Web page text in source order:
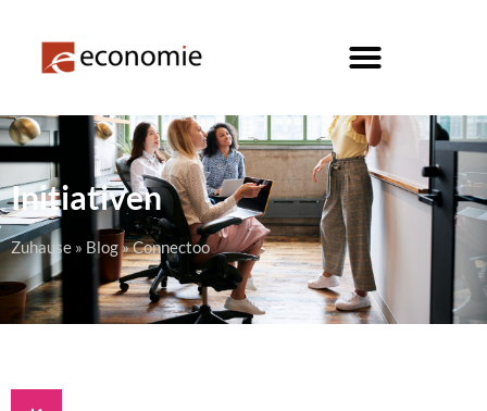
Initiativen
Zuhause » Blog»Connectoo